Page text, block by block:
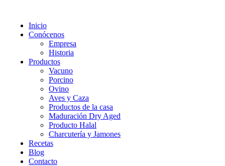
Inicio
Conócenos
Empresa
Historia
Productos
Vacuno
Porcino
Ovino
Aves y Caza
Productos de la casa
Maduración Dry Aged
Producto Halal
Charcutería y Jamones
Recetas
Blog
Contacto